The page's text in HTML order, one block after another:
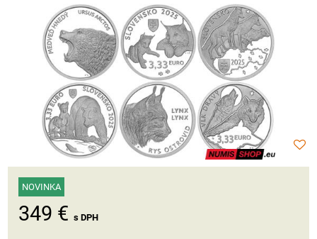
NOVINKA
349 € s DPH